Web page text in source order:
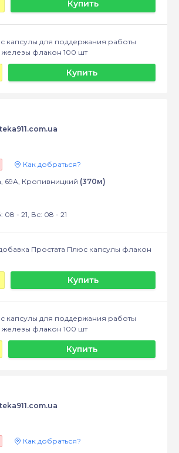
Купить
капсулы для поддержания работы
железы флакон 100 шт
Купить
Как добраться?
69А, Кропивницкий (370м)
08 - 21, Вс: 08 - 21
Простата Плюс капсулы флакон
Купить
капсулы для поддержания работы
железы флакон 100 шт
Купить
Как добраться?